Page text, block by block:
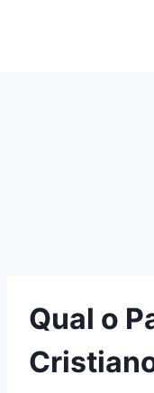
Qual o